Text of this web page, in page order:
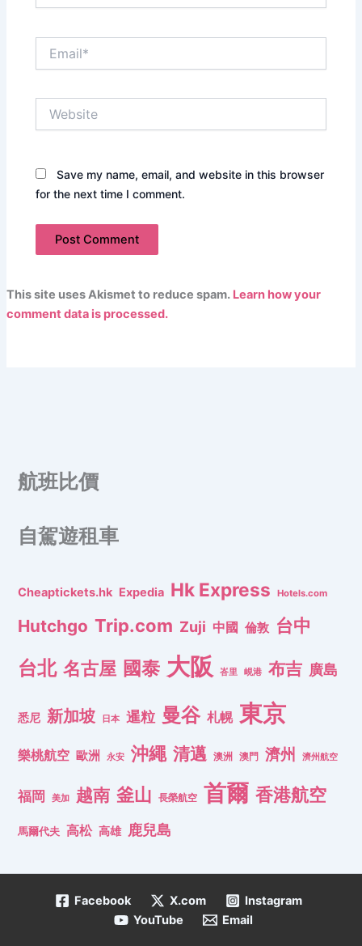
Save my name, email, and website in this browser
for the next time I comment.
This site uses Akismet to reduce spam. Learn how your
comment data is processed.
航班比價
自駕遊租車
Cheaptickets.hk Expedia Hk Express Hotels.com
Hutchgo Trip.com Zuji 中國 倫敦 台中
台北 名古屋 國泰 大阪 峇里 峴港 布吉 廣島
悉尼 新加坡 日本 暹粒 曼谷 札幌 東京
樂桃航空 歐洲 永安 沖繩 清邁 澳洲 澳門 濟州 濟州航空
福岡 美加 越南 釜山 長榮航空 首爾 香港航空
馬爾代夫 高松 高雄 鹿兒島
Facebook X.com
Instagram
YouTube
Email